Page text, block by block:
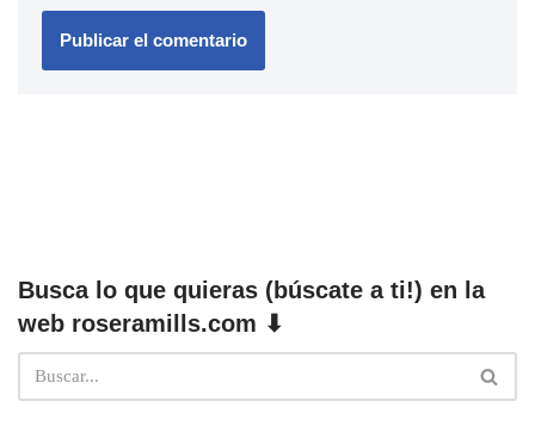
Busca lo que quieras (búscate a ti!) en la
web roseramills.com ⬇